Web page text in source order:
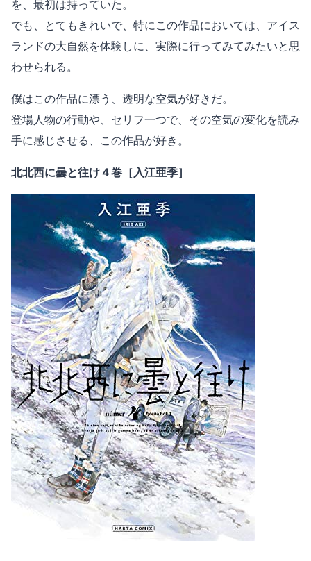
を、最初は持っていた。
でも、とてもきれいで、特にこの作品においては、アイス
ランドの大自然を体験しに、実際に行ってみてみたいと思
わせられる。
僕はこの作品に漂う、透明な空気が好きだ。
登場人物の行動や、セリフ一つで、その空気の変化を読み
手に感じさせる、この作品が好き。
北北西に曇と往け４巻［入江亜季］